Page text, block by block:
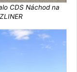
CDS Náchod na